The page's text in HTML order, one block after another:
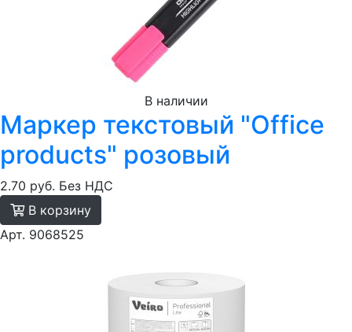
В наличии
Маркер текстовый "Office
products" розовый
2.70 руб. Без НДС
В корзину
Арт. 9068525